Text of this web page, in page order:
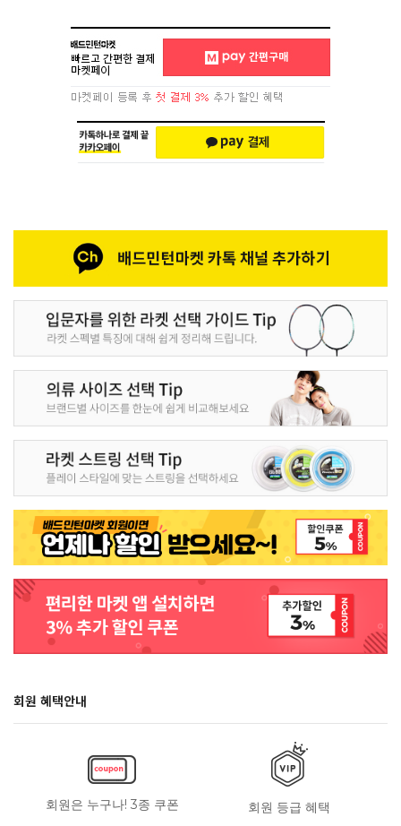
회원 혜택안내
회원은 누구나! 3종 쿠폰 회원 등급 혜택